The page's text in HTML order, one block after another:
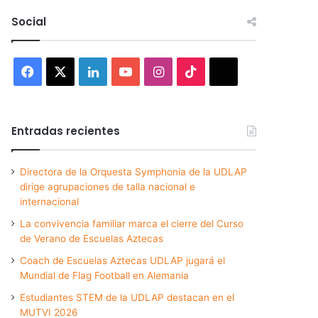
Social
Facebook LinkedInYouTubeInstagram
Entradas recientes
Directora de la Orquesta Symphonia de la UDLAP
dirige agrupaciones de talla nacional e
internacional
La convivencia familiar marca el cierre del Curso
de Verano de Escuelas Aztecas
Coach de Escuelas Aztecas UDLAP jugará el
Mundial de Flag Football en Alemania
Estudiantes STEM de la UDLAP destacan en el
MUTVI 2026